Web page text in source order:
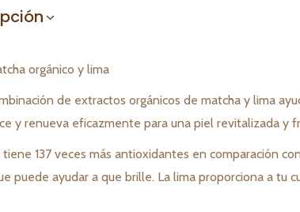
orgánico y lima
de extractos orgánicos de matcha y lima
y renueva eficazmente para una piel revitalizada y
137 veces más antioxidantes en comparación
puede ayudar a que brille. La lima proporciona a tu